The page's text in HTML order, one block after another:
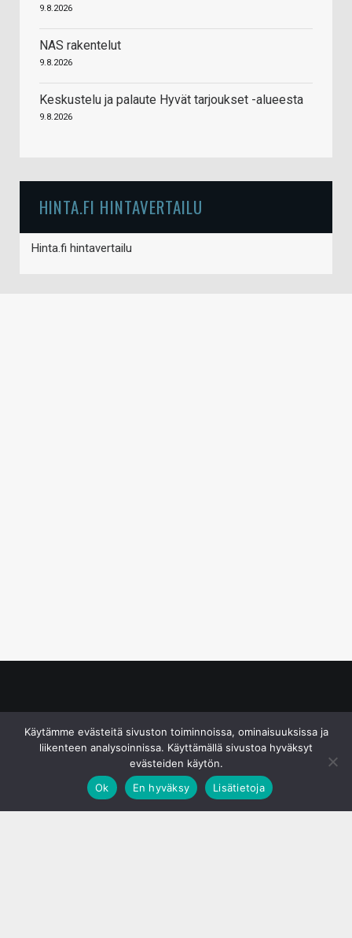
9.8.2026
NAS rakentelut
9.8.2026
Keskustelu ja palaute Hyvät tarjoukset -alueesta
9.8.2026
HINTA.FI HINTAVERTAILU
Hinta.fi hintavertailu
Käytämme evästeitä sivuston toiminnoissa, ominaisuuksissa ja
liikenteen analysoinnissa. Käyttämällä sivustoa hyväksyt
evästeiden käytön.
Ok
En hyväksy Lisätietoja